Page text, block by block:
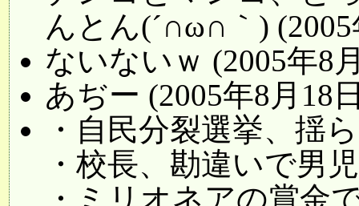
んとん(´∩ω∩｀)
ないないｗ (2005年8
あぢー (2005年8月18
・自民分裂選挙、揺
・校長、勘違いで男
・ミリオネアの賞金